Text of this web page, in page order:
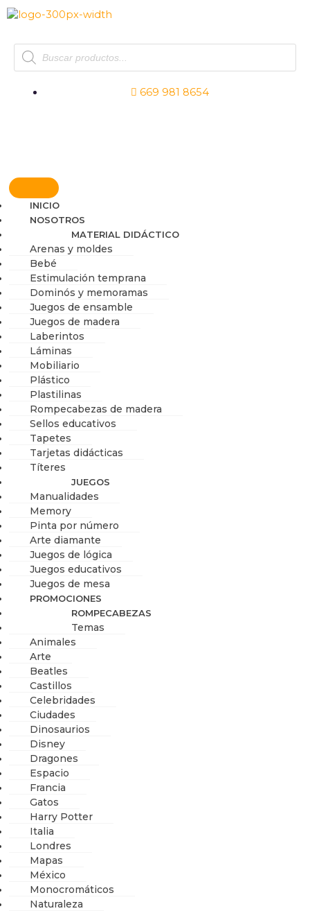
al
Products
search
669 981 8654
INICIO
NOSOTROS
MATERIAL DIDÁCTICO
Arenas y moldes
Bebé
Estimulación temprana
Dominós y memoramas
Juegos de ensamble
Juegos de madera
Laberintos
Láminas
Mobiliario
Plástico
Plastilinas
Rompecabezas de madera
Sellos educativos
Tapetes
Tarjetas didácticas
Títeres
JUEGOS
Manualidades
Memory
Pinta por número
Arte diamante
Juegos de lógica
Juegos educativos
Juegos de mesa
PROMOCIONES
ROMPECABEZAS
Temas
Animales
Arte
Beatles
Castillos
Celebridades
Ciudades
Dinosaurios
Disney
Dragones
Espacio
Francia
Gatos
Harry Potter
Italia
Londres
Mapas
México
Monocromáticos
Naturaleza